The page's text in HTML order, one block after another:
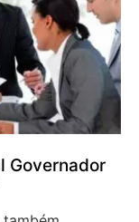
Governador